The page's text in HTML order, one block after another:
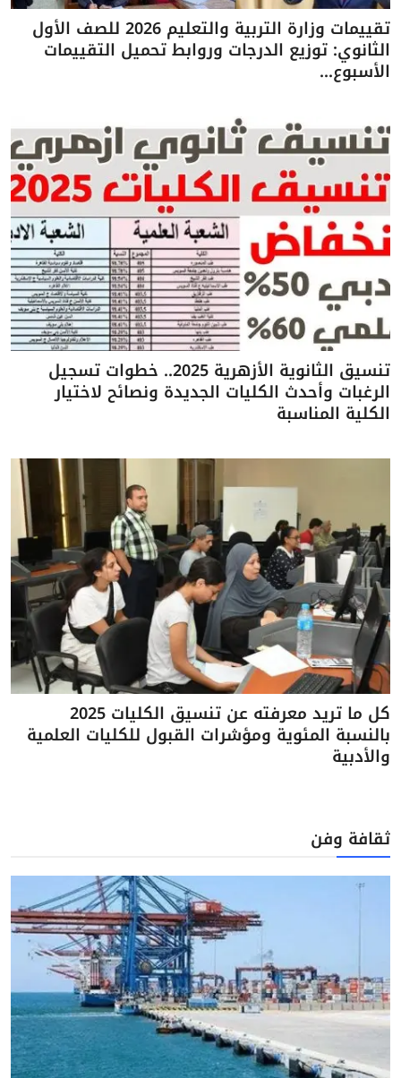
تقييمات وزارة التربية والتعليم 2026 للصف الأول
الثانوي: توزيع الدرجات وروابط تحميل التقييمات
الأسبوع...
تنسيق الثانوية الأزهرية 2025.. خطوات تسجيل
الرغبات وأحدث الكليات الجديدة ونصائح لاختيار
الكلية المناسبة
كل ما تريد معرفته عن تنسيق الكليات 2025
بالنسبة المئوية ومؤشرات القبول للكليات العلمية
والأدبية
ثقافة وفن